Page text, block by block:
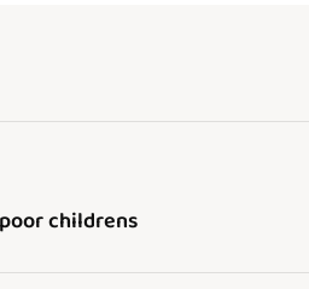
childrens